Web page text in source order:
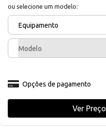
ou selecione um modelo:
Equipamento
Modelo
Opções de pagamento
Ver Preço